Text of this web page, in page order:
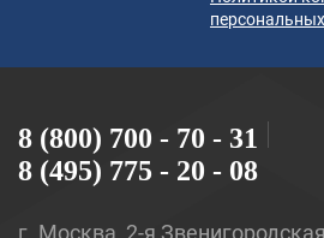
8 (800) 700 - 70 - 31
8 (495) 775 - 20 - 08
г. Москва, 2-я